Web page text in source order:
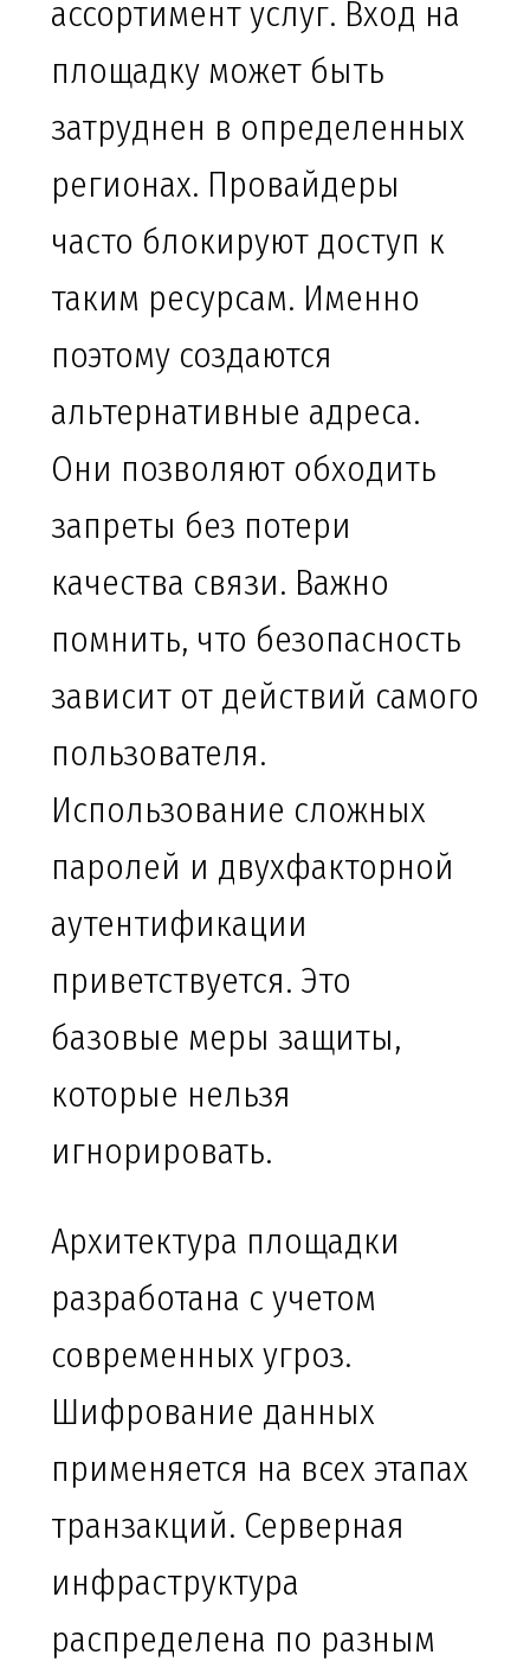
ассортимент услуг. Вход на
площадку может быть
затруднен в определенных
регионах. Провайдеры
часто блокируют доступ к
таким ресурсам. Именно
поэтому создаются
альтернативные адреса.
Они позволяют обходить
запреты без потери
качества связи. Важно
помнить, что безопасность
зависит от действий самого
пользователя.
Использование сложных
паролей и двухфакторной
аутентификации
приветствуется. Это
базовые меры защиты,
которые нельзя
игнорировать.
Архитектура площадки
разработана с учетом
современных угроз.
Шифрование данных
применяется на всех этапах
транзакций. Серверная
инфраструктура
распределена по разным